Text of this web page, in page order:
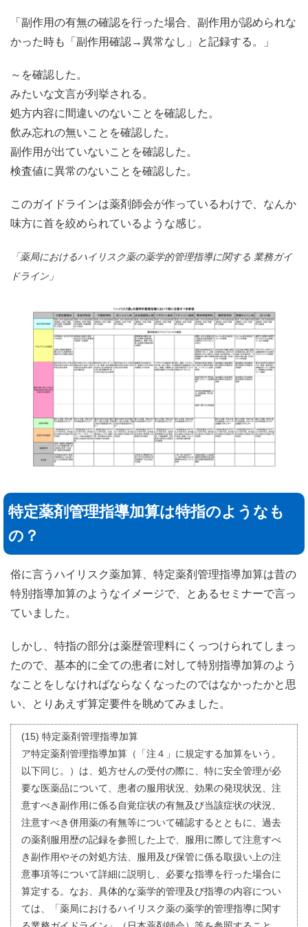
「副作用の有無の確認を行った場合、副作用が認められな
かった時も「副作用確認→異常なし」と記録する。」
～を確認した。
みたいな文言が列挙される。
処方内容に間違いのないことを確認した。
飲み忘れの無いことを確認した。
副作用が出ていないことを確認した。
検査値に異常のないことを確認した。
このガイドラインは薬剤師会が作っているわけで、なんか
味方に首を絞められているような感じ。
「薬局におけるハイリスク薬の薬学的管理指導に関する 業務ガイ
ドライン」
特定薬剤管理指導加算は特指のようなも
の？
俗に言うハイリスク薬加算、特定薬剤管理指導加算は昔の
特別指導加算のようなイメージで、とあるセミナーで言っ
ていました。
しかし、特指の部分は薬歴管理料にくっつけられてしまっ
たので、基本的に全ての患者に対して特別指導加算のよう
なことをしなければならなくなったのではなかったかと思
い、とりあえず算定要件を眺めてみました。
(15) 特定薬剤管理指導加算
ア特定薬剤管理指導加算（「注４」に規定する加算をいう。
以下同じ。）は、処方せんの受付の際に、特に安全管理が必
要な医薬品について、患者の服用状況、効果の発現状況、注
意すべき副作用に係る自覚症状の有無及び当該症状の状況、
注意すべき併用薬の有無等について確認するとともに、過去
の薬剤服用歴の記録を参照した上で、服用に際して注意すべ
き副作用やその対処方法、服用及び保管に係る取扱い上の注
意事項等について詳細に説明し、必要な指導を行った場合に
算定する。なお、具体的な薬学的管理及び指導の内容につい
ては、「薬局におけるハイリスク薬の薬学的管理指導に関す